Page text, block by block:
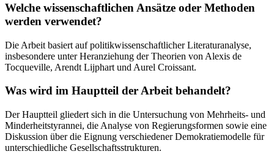
Welche wissenschaftlichen Ansätze oder Methoden
werden verwendet?
Die Arbeit basiert auf politikwissenschaftlicher Literaturanalyse,
insbesondere unter Heranziehung der Theorien von Alexis de
Tocqueville, Arendt Lijphart und Aurel Croissant.
Was wird im Hauptteil der Arbeit behandelt?
Der Hauptteil gliedert sich in die Untersuchung von Mehrheits- und
Minderheitstyrannei, die Analyse von Regierungsformen sowie eine
Diskussion über die Eignung verschiedener Demokratiemodelle für
unterschiedliche Gesellschaftsstrukturen.